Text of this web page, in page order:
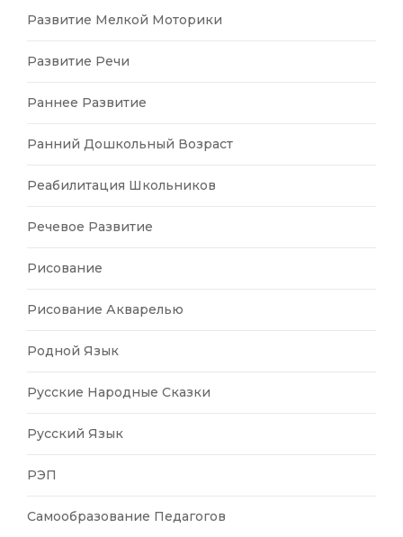
Развитие Мелкой Моторики
Развитие Речи
Раннее Развитие
Ранний Дошкольный Возраст
Реабилитация Школьников
Речевое Развитие
Рисование
Рисование Акварелью
Родной Язык
Русские Народные Сказки
Русский Язык
РЭП
Самообразование Педагогов